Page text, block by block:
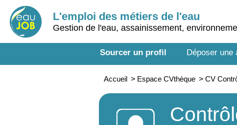
L'emploi des métiers de l'eau
Gestion de l'eau, assainissement,
Sourcer un profil Déposer une
Accueil > Espace CVthèque > CV